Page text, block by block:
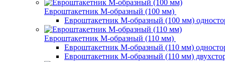
Евроштакетник М-образный (100 мм)
Евроштакетник М-образный (100 мм)
Евроштакетник М-образный (110 мм)
Евроштакетник М-образный (110 мм)
Евроштакетник М-образный (110 мм)